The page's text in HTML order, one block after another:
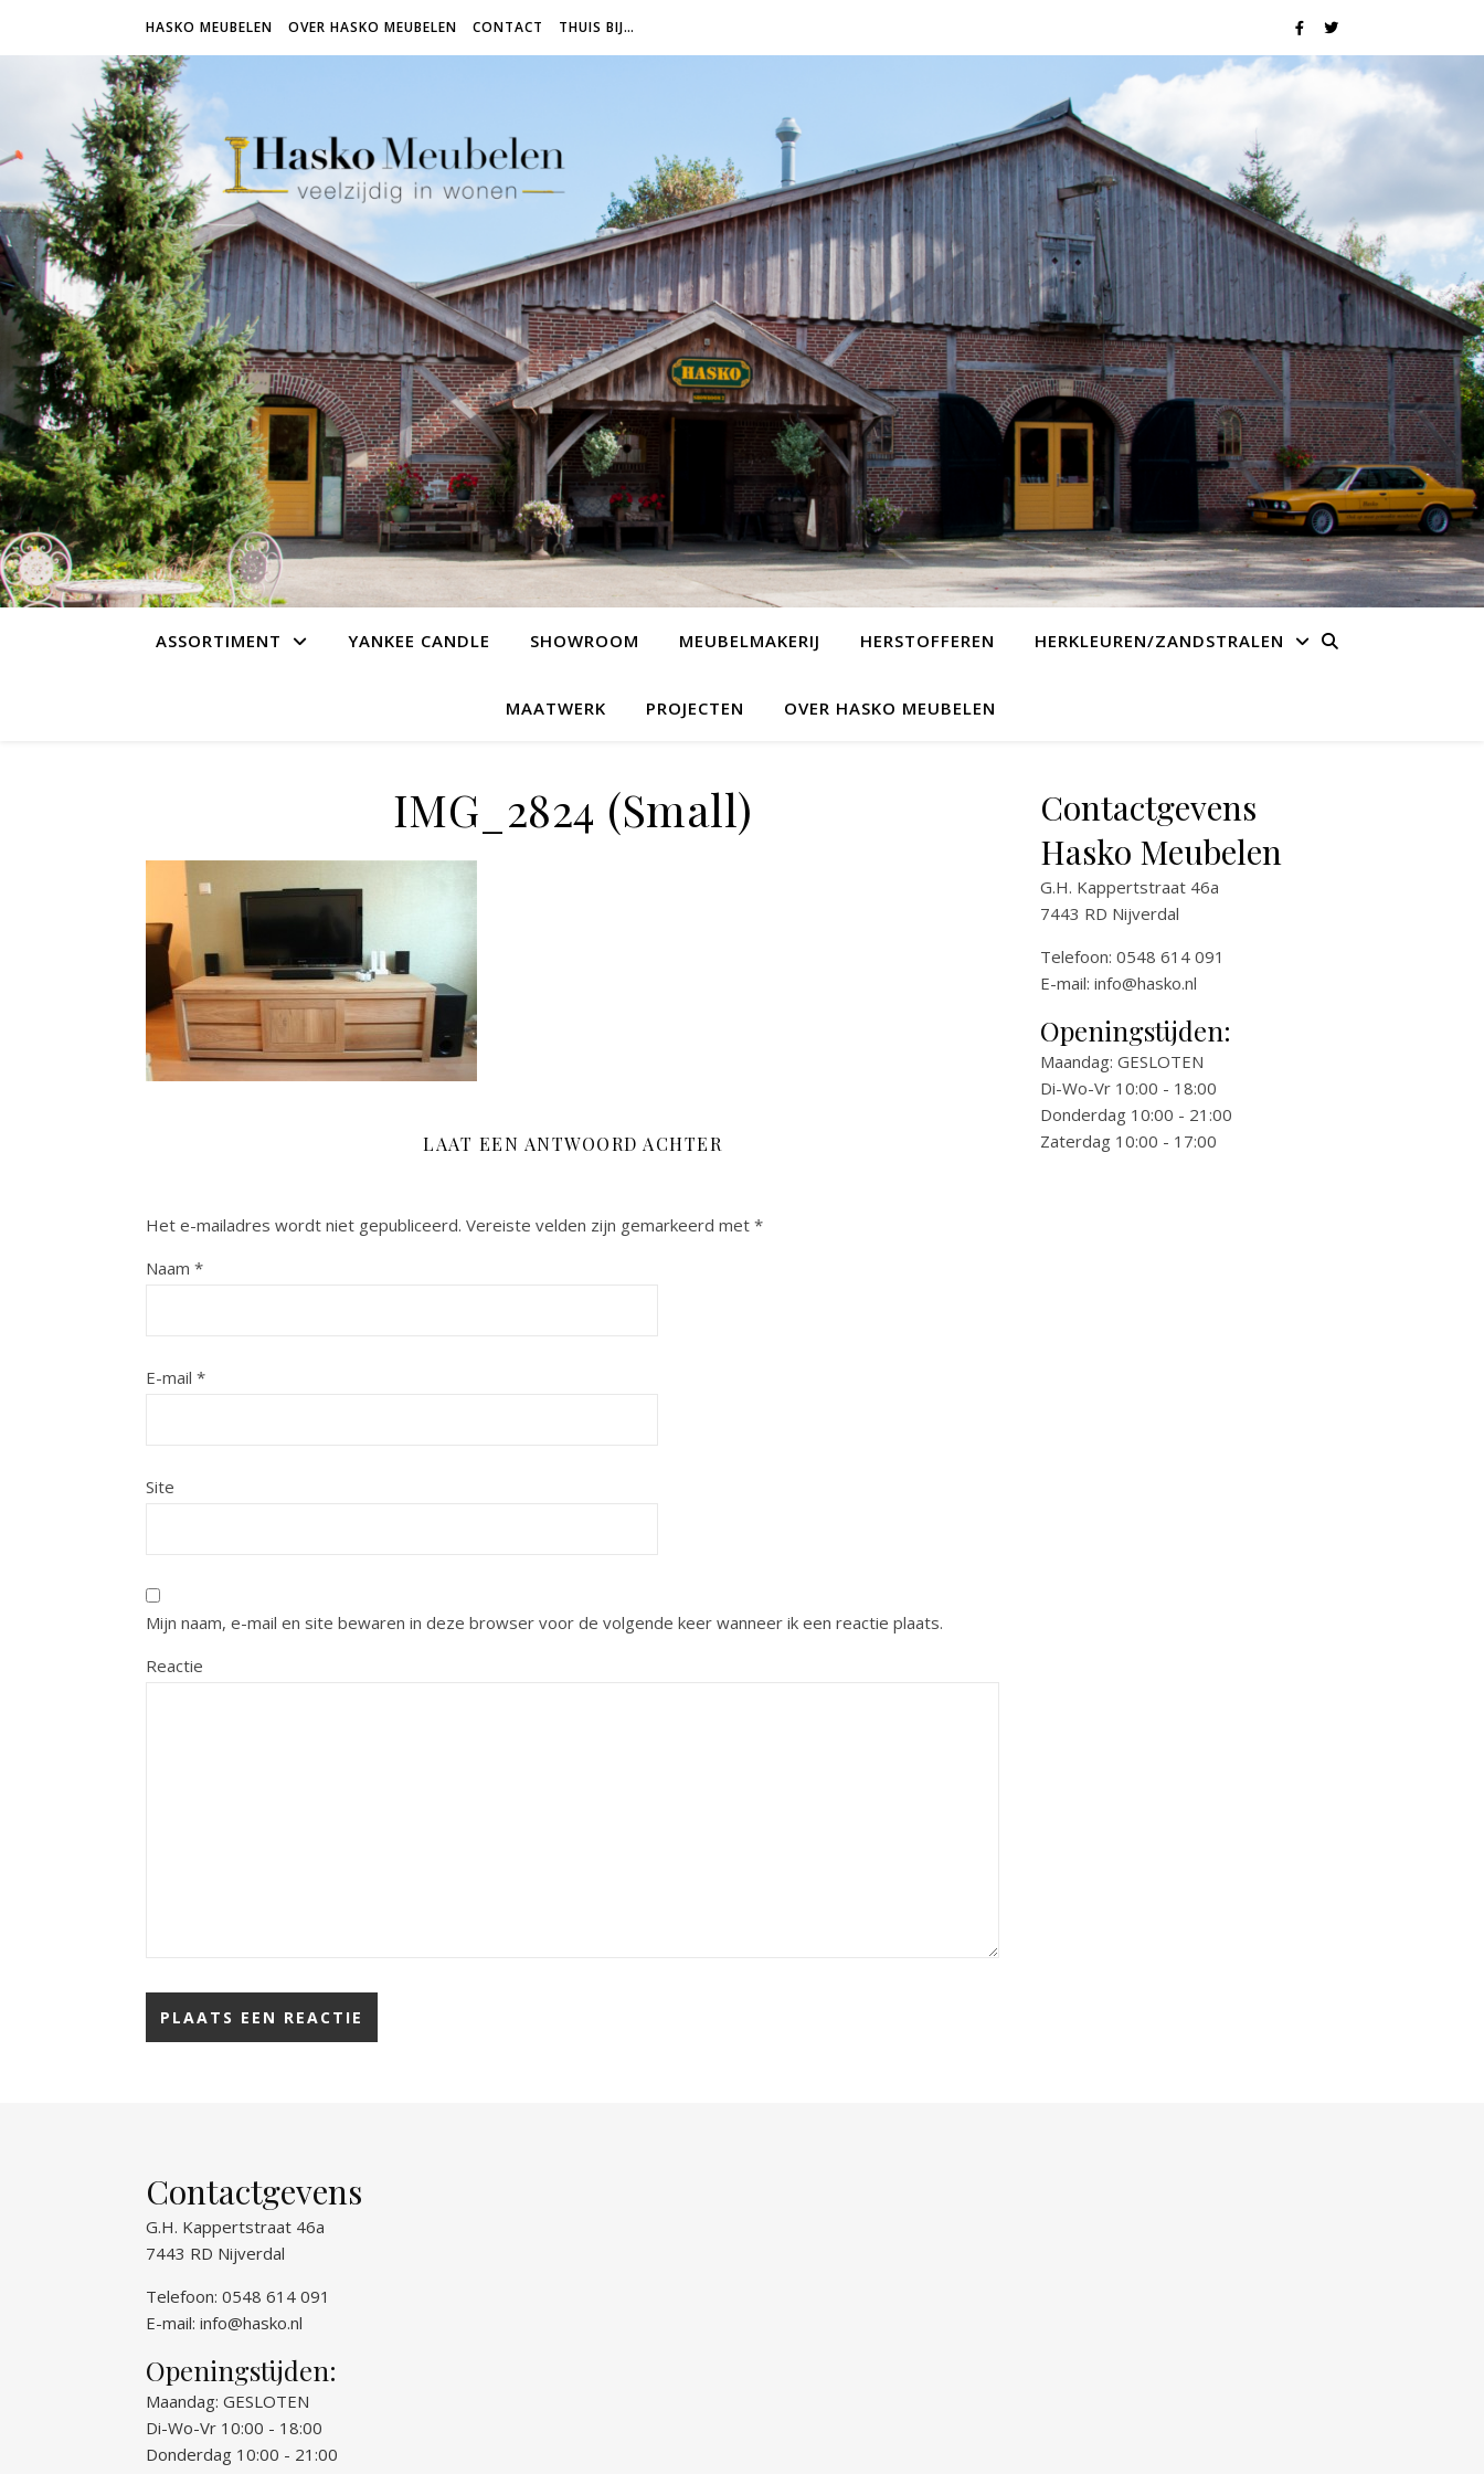
HASKO MEUBELEN OVER HASKO MEUBELEN CONTACT THUIS BIJ…
ASSORTIMENT YANKEE CANDLE SHOWROOM MEUBELMAKERIJ HERSTOFFEREN HERKLEUREN/ZANDSTRALEN
MAATWERK PROJECTEN OVER HASKO MEUBELEN
IMG_2824 (Small)
LAAT EEN ANTWOORD ACHTER
Het e-mailadres wordt niet gepubliceerd. Vereiste velden zijn gemarkeerd met *
Naam *
E-mail *
Site
Mijn naam, e-mail en site bewaren in deze browser voor de volgende keer wanneer ik een reactie plaats.
Reactie
Contactgevens
Hasko Meubelen
G.H. Kappertstraat 46a
7443 RD Nijverdal
Telefoon: 0548 614 091
E-mail: info@hasko.nl
Openingstijden:
Maandag: GESLOTEN
Di-Wo-Vr 10:00 - 18:00
Donderdag 10:00 - 21:00
Zaterdag 10:00 - 17:00
Contactgevens
G.H. Kappertstraat 46a
7443 RD Nijverdal
Telefoon: 0548 614 091
E-mail: info@hasko.nl
Openingstijden:
Maandag: GESLOTEN
Di-Wo-Vr 10:00 - 18:00
Donderdag 10:00 - 21:00